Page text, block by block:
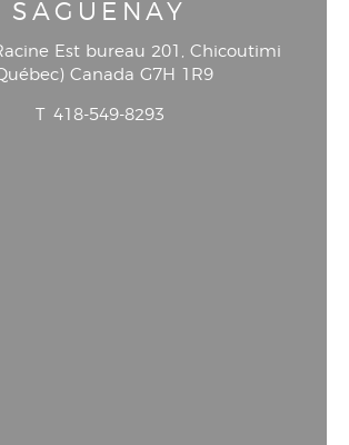
SAGUENAY
Est bureau 201 , Chicoutimi
) Canada G7H 1R9
418-549-8293